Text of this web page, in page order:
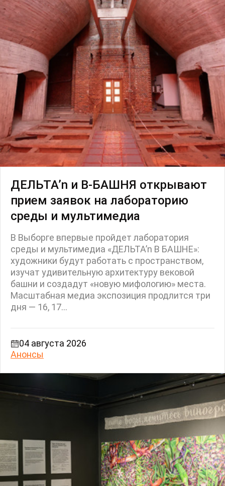
ДЕЛЬТА’n и В-БАШНЯ открывают
прием заявок на лабораторию
среды и мультимедиа
В Выборге впервые пройдет лаборатория
среды и мультимедиа «ДЕЛЬТА’n В БАШНЕ»:
художники будут работать с пространством,
изучат удивительную архитектуру вековой
башни и создадут «новую мифологию» места.
Масштабная медиа экспозиция продлится три
дня — 16, 17...
04 августа 2026
Анонсы